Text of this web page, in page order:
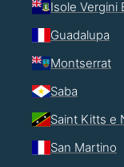
Isole Vergini
Guadalupa
Montserrat
Saba
Saint Kitts e
San Martino